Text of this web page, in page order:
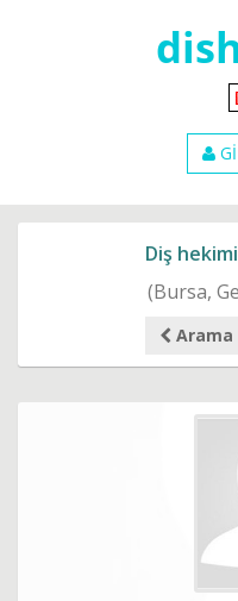
Diş
(Bursa,
Arama